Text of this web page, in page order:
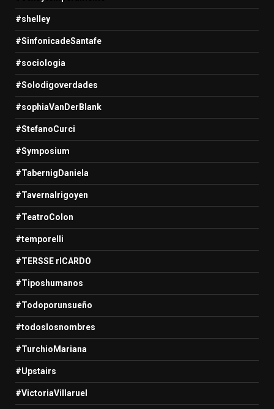
#shelley
#SinfonicadeSantafe
#sociologia
#Solodigoverdades
#sophiaVanDerBlank
#StefanoCurci
#Symposium
#TabernigDaniela
#TavernaIrigoyen
#TeatroColon
#temporelli
#TERSSE rICARDO
#Tiposhumanos
#Todoporunsueño
#todoslosnombres
#TurchioMariana
#Upstairs
#VictoriaVillaruel